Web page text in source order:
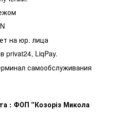
на юр. лица
privat24, LiqPay.
самообслуживания
: ФОП "Козоріз Микола